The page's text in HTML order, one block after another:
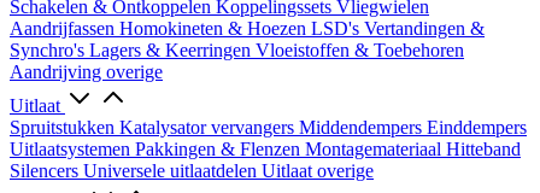
Schakelen & Ontkoppelen Koppelingssets Vliegwielen
Aandrijfassen Homokineten & Hoezen LSD's Vertandingen &
Synchro's Lagers & Keerringen Vloeistoffen & Toebehoren
Aandrijving overige
Uitlaat
Spruitstukken Katalysator vervangers Middendempers Einddempers
Uitlaatsystemen Pakkingen & Flenzen Montagemateriaal Hitteband
Silencers Universele uitlaatdelen Uitlaat overige